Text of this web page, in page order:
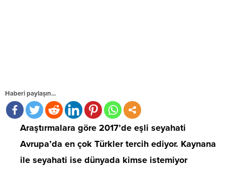
Haberi paylaşın...
Araştırmalara göre 2017’de eşli seyahati
Avrupa’da en çok Türkler tercih ediyor. Kaynana
ile seyahati ise dünyada kimse istemiyor